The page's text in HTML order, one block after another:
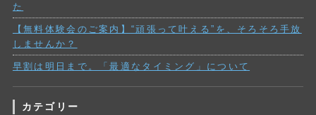
た
【無料体験会のご案内】“頑張って叶える”を、そろそろ手放
しませんか？
早割は明日まで。「最適なタイミング」について
カテゴリー